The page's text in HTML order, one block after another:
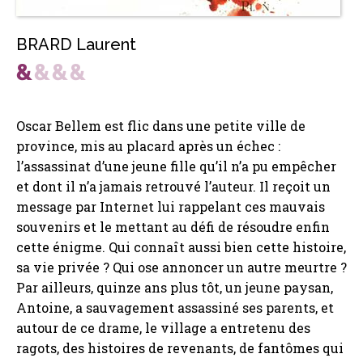
BRARD Laurent
Oscar Bellem est flic dans une petite ville de
province, mis au placard après un échec :
l’assassinat d’une jeune fille qu’il n’a pu empêcher
et dont il n’a jamais retrouvé l’auteur. Il reçoit un
message par Internet lui rappelant ces mauvais
souvenirs et le mettant au défi de résoudre enfin
cette énigme. Qui connaît aussi bien cette histoire,
sa vie privée ? Qui ose annoncer un autre meurtre ?
Par ailleurs, quinze ans plus tôt, un jeune paysan,
Antoine, a sauvagement assassiné ses parents, et
autour de ce drame, le village a entretenu des
ragots, des histoires de revenants, de fantômes qui